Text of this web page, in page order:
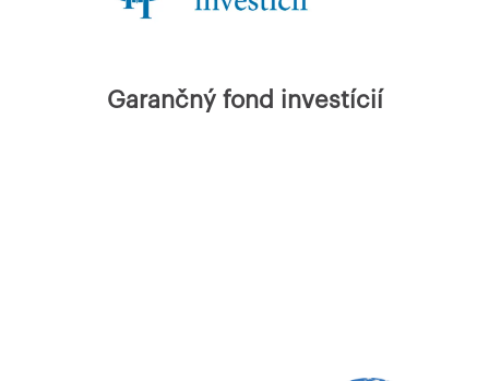
Garančný fond investícií